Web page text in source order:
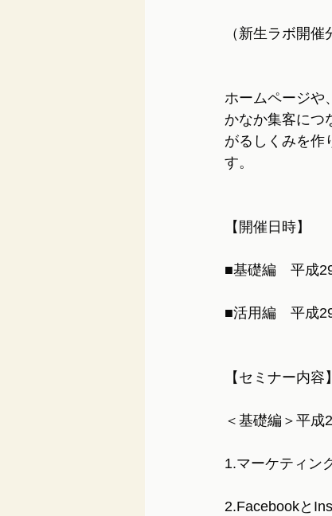
（新生ラボ開催
ホームページや
かなか集客につ
がるしくみを作
す。
【開催日時】
■基礎編　平成
■活用編　平成
【セミナー内容】
＜基礎編＞平成
1.マーケティン
2.Facebookと